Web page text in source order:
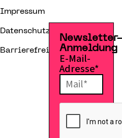
Impressum
Datenschutzerklärung
Barrierefreiheitserklärung
Anmeldung
E-Mail-
Adresse*